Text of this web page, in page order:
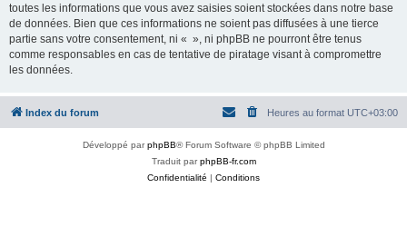
toutes les informations que vous avez saisies soient stockées dans notre base
de données. Bien que ces informations ne soient pas diffusées à une tierce
partie sans votre consentement, ni « », ni phpBB ne pourront être tenus
comme responsables en cas de tentative de piratage visant à compromettre
les données.
Index du forum Heures au format UTC+03:00
Développé parphpBB® Forum Software © phpBB Limited
Traduit parphpBB-fr.com
Confidentialité | Conditions